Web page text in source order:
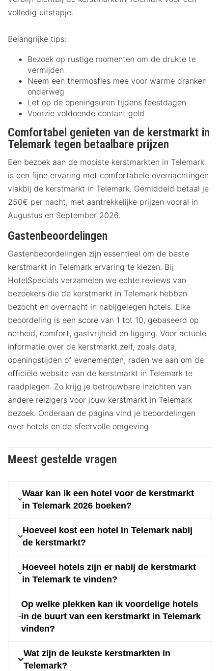
volledig uitstapje.
Belangrijke tips:
Bezoek op rustige momenten om de drukte te
vermijden
Neem een thermosfles mee voor warme dranken
onderweg
Let op de openingsuren tijdens feestdagen
Voorzie voldoende contant geld
Comfortabel genieten van de kerstmarkt in
Telemark tegen betaalbare prijzen
Een bezoek aan de mooiste kerstmarkten in Telemark
is een fijne ervaring met comfortabele overnachtingen
vlakbij de kerstmarkt in Telemark. Gemiddeld betaal je
250€ per nacht, met aantrekkelijke prijzen vooral in
Augustus en September 2026.
Gastenbeoordelingen
Gastenbeoordelingen zijn essentieel om de beste
kerstmarkt in Telemark ervaring te kiezen. Bij
HotelSpecials verzamelen we echte reviews van
bezoekers die de kerstmarkt in Telemark hebben
bezocht en overnacht in nabijgelegen hotels. Elke
beoordeling is een score van 1 tot 10, gebaseerd op
netheid, comfort, gastvrijheid en ligging. Voor actuele
informatie over de kerstmarkt zelf, zoals data,
openingstijden of evenementen, raden we aan om de
officiële website van de kerstmarkt in Telemark te
raadplegen. Zo krijg je betrouwbare inzichten van
andere reizigers voor jouw kerstmarkt in Telemark
bezoek. Onderaan de pagina vind je beoordelingen
over hotels en de sfeervolle omgeving.
Meest gestelde vragen
Waar kan ik een hotel voor de kerstmarkt
in Telemark 2026 boeken?
Hoeveel kost een hotel in Telemark nabij
de kerstmarkt?
Hoeveel hotels zijn er nabij de kerstmarkt
in Telemark te vinden?
Op welke plekken kan ik voordelige hotels
in de buurt van een kerstmarkt in Telemark
vinden?
Wat zijn de leukste kerstmarkten in
Telemark?